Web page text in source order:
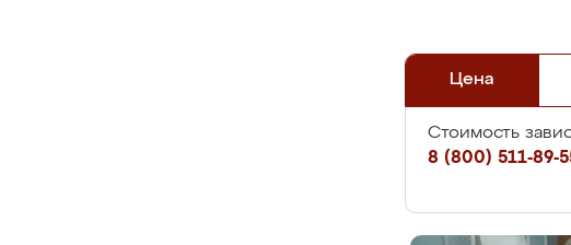
Цена
Стоимость
8 (800) 511-89-